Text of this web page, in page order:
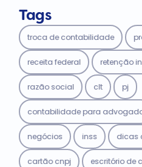
Tags
troca de contabilidade
receita federal retenção
razão social clt pj
contabilidade para
negócios inss dicas
cartão cnpj escritório de